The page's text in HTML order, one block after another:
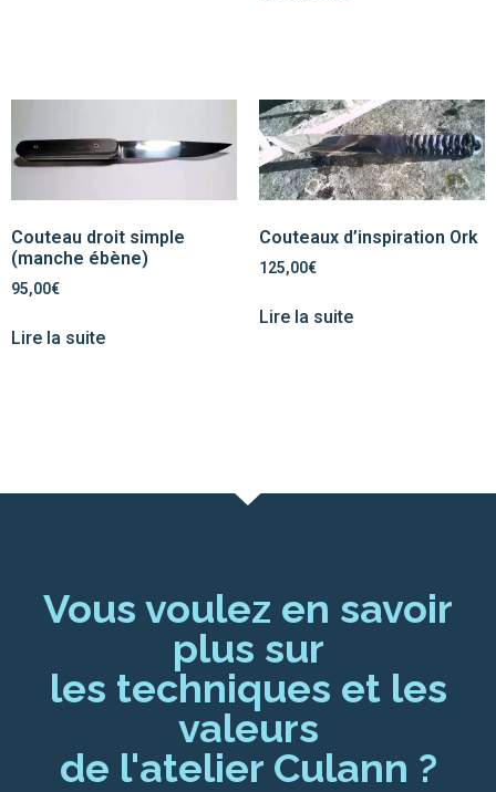
Couteau droit simple
(manche ébène)
95,00€
Lire la suite
Couteaux d’inspiration Ork
125,00€
Lire la suite
Vous voulez en savoir
plus sur
les techniques et les
valeurs
de l'atelier Culann ?